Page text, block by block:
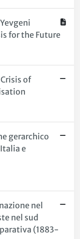
for the Future
of
gerarchico
e
nel
nel sud
(1883-